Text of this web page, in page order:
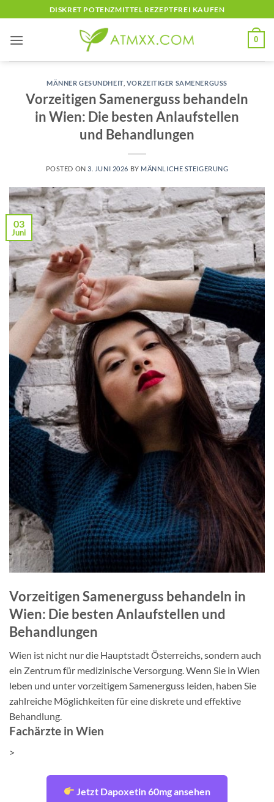
to
content
DISKRET POTENZMITTEL REZEPTFREI KAUFEN
0
MÄNNER GESUNDHEIT, VORZEITIGER SAMENERGUSS
Vorzeitigen Samenerguss behandeln
in Wien: Die besten Anlaufstellen
und Behandlungen
POSTED ON 3. JUNI 2026 BY MÄNNLICHE STEIGERUNG
03
Juni
Vorzeitigen Samenerguss behandeln in
Wien: Die besten Anlaufstellen und
Behandlungen
Wien ist nicht nur die Hauptstadt Österreichs, sondern auch
ein Zentrum für medizinische Versorgung. Wenn Sie in Wien
leben und unter vorzeitigem Samenerguss leiden, haben Sie
zahlreiche Möglichkeiten für eine diskrete und effektive
Behandlung.
Fachärzte in Wien
>
Jetzt Dapoxetin 60mg ansehen